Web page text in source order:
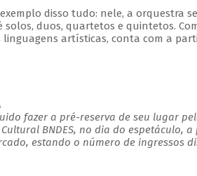
exemplo disso tudo: nele, a orquestra
duos, quartetos e quintetos.
artísticas, conta com a
fazer a pré-reserva de seu lugar
BNDES, no dia do espetáculo,
estando o número de ingressos